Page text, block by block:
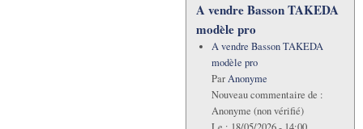
A vendre Basson TAKEDA
modèle pro
A vendre Basson TAKEDA
modèle pro
ParAnonyme
Nouveau commentaire de :
Anonyme (non vérifié)